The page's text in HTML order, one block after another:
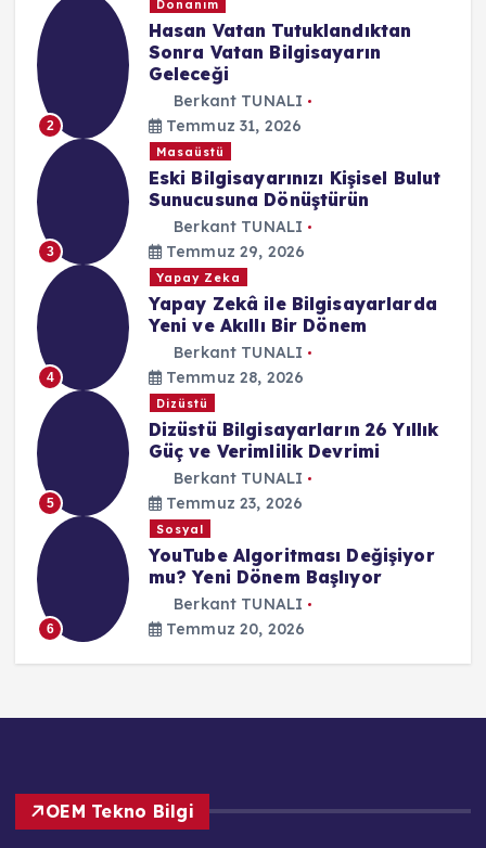
2
Donanım
Hasan Vatan Tutuklandıktan
Sonra Vatan Bilgisayarın
Geleceği
Berkant TUNALI
Temmuz 31, 2026
3
Masaüstü
Eski Bilgisayarınızı Kişisel Bulut
Sunucusuna Dönüştürün
Berkant TUNALI
Temmuz 29, 2026
4
Yapay Zeka
Yapay Zekâ ile Bilgisayarlarda
Yeni ve Akıllı Bir Dönem
Berkant TUNALI
Temmuz 28, 2026
5
Dizüstü
Dizüstü Bilgisayarların 26 Yıllık
Güç ve Verimlilik Devrimi
Berkant TUNALI
Temmuz 23, 2026
6
Sosyal
YouTube Algoritması Değişiyor
mu? Yeni Dönem Başlıyor
Berkant TUNALI
Temmuz 20, 2026
OEM Tekno Bilgi